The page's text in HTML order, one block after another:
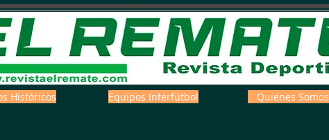
Históricos Equipos Interfútbol Quienes Somos